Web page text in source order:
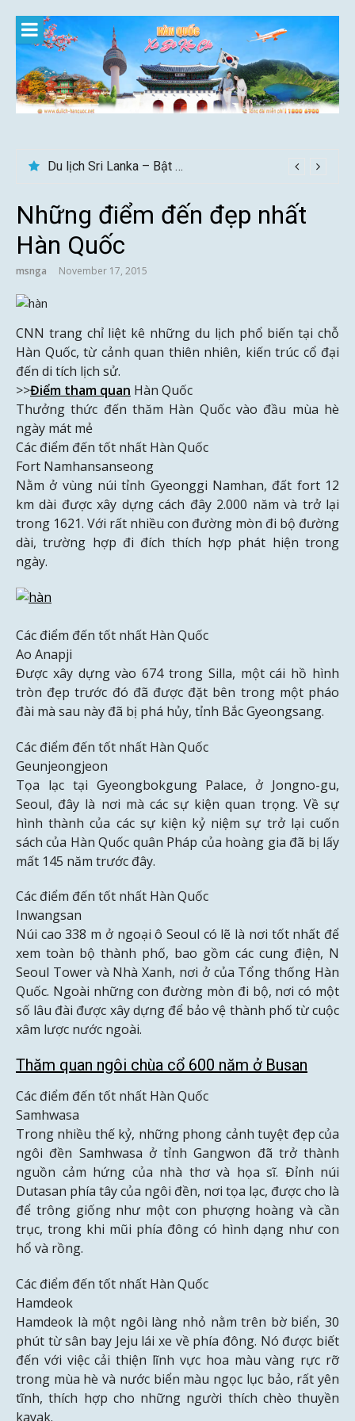
content
Du lịch Sri Lanka – Bật mí nên đi mùa nào đẹp
Những điểm đến đẹp nhất
Hàn Quốc
msnga November 17, 2015
CNN trang chỉ liệt kê những du lịch phổ biến tại chỗ
Hàn Quốc, từ cảnh quan thiên nhiên, kiến ​​trúc cổ đại
đến di tích lịch sử.
>>Điểm tham quan Hàn Quốc
Thưởng thức đến thăm Hàn Quốc vào đầu mùa hè
ngày mát mẻ
Các điểm đến tốt nhất Hàn Quốc
Fort Namhansanseong
Nằm ở vùng núi tỉnh Gyeonggi Namhan, đất fort 12
km dài được xây dựng cách đây 2.000 năm và trở lại
trong 1621. Với rất nhiều con đường mòn đi bộ đường
dài, trường hợp đi đích thích hợp phát hiện trong
ngày.
Các điểm đến tốt nhất Hàn Quốc
Ao Anapji
Được xây dựng vào 674 trong Silla, một cái hồ hình
tròn đẹp trước đó đã được đặt bên trong một pháo
đài mà sau này đã bị phá hủy, tỉnh Bắc Gyeongsang.
Các điểm đến tốt nhất Hàn Quốc
Geunjeongjeon
Tọa lạc tại Gyeongbokgung Palace, ở Jongno-gu,
Seoul, đây là nơi mà các sự kiện quan trọng. Về sự
hình thành của các sự kiện kỷ niệm sự trở lại cuốn
sách của Hàn Quốc quân Pháp của hoàng gia đã bị lấy
mất 145 năm trước đây.
Các điểm đến tốt nhất Hàn Quốc
Inwangsan
Núi cao 338 m ở ngoại ô Seoul có lẽ là nơi tốt nhất để
xem toàn bộ thành phố, bao gồm các cung điện, N
Seoul Tower và Nhà Xanh, nơi ở của Tổng thống Hàn
Quốc. Ngoài những con đường mòn đi bộ, nơi có một
số lâu đài được xây dựng để bảo vệ thành phố từ cuộc
xâm lược nước ngoài.
Thăm quan ngôi chùa cổ 600 năm ở Busan
Các điểm đến tốt nhất Hàn Quốc
Samhwasa
Trong nhiều thế kỷ, những phong cảnh tuyệt đẹp của
ngôi đền Samhwasa ở tỉnh Gangwon đã trở thành
nguồn cảm hứng của nhà thơ và họa sĩ. Đỉnh núi
Dutasan phía tây của ngôi đền, nơi tọa lạc, được cho là
để trông giống như một con phượng hoàng và cần
trục, trong khi mũi phía đông có hình dạng như con
hổ và rồng.
Các điểm đến tốt nhất Hàn Quốc
Hamdeok
Hamdeok là một ngôi làng nhỏ nằm trên bờ biển, 30
phút từ sân bay Jeju lái xe về phía đông. Nó được biết
đến với việc cải thiện lĩnh vực hoa màu vàng rực rỡ
trong mùa hè và nước biển màu ngọc lục bảo, rất yên
tĩnh, thích hợp cho những người thích chèo thuyền
kayak.